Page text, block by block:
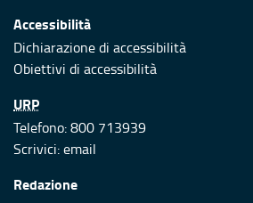
Accessibilità
Dichiarazione di accessibilità
Obiettivi di accessibilità
URP
Telefono: 800 713939
Scrivici:email
Redazione